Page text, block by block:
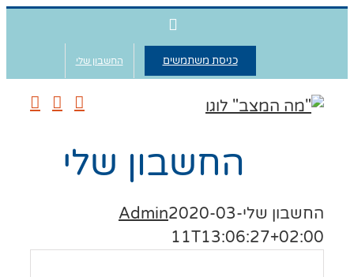
WhatsApp
כניסת משתמשים החשבון שלי
החשבון שלי
שלי Admin2020-03-